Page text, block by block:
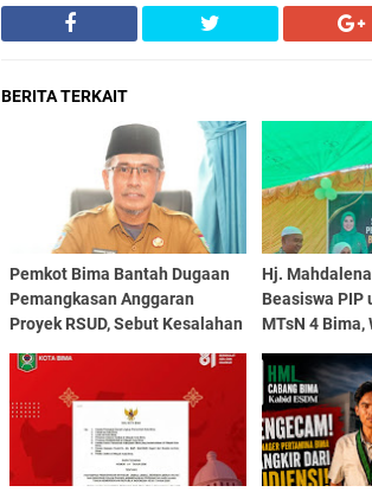
BERITA TERKAIT
Pemkot Bima Bantah Dugaan
Pemangkasan Anggaran
Proyek RSUD, Sebut Kesalahan
Polemik
Hj.
Beasiswa PIP
MTsN 4 Bima,
Generasi